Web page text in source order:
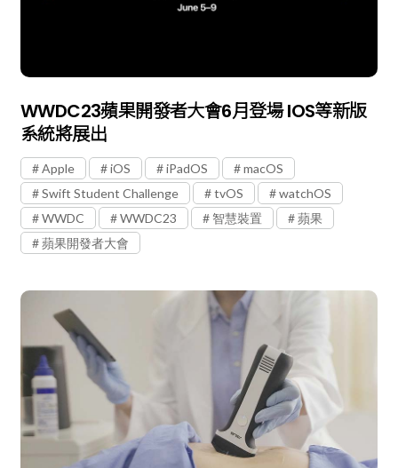
WWDC23蘋果開發者大會6月登場 IOS等新版
系統將展出
Apple iOS iPadOS
macOS
Swift Student Challenge
tvOS
watchOS
WWDC
WWDC23 智慧裝置
蘋果
蘋果開發者大會